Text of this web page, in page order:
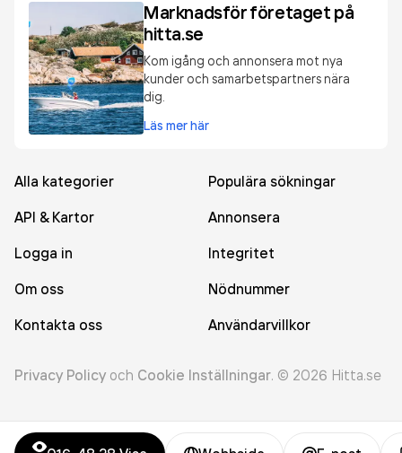
Marknadsför företaget på
hitta.se
Kom igång och annonsera mot nya
kunder och samarbetspartners nära
dig.
Läs mer här
Alla kategorier
Populära sökningar
API & Kartor
Annonsera
Logga in
Integritet
Om oss
Nödnummer
Kontakta oss
Användarvillkor
Privacy Policy och Cookie Inställningar. © 2026 Hitta.se